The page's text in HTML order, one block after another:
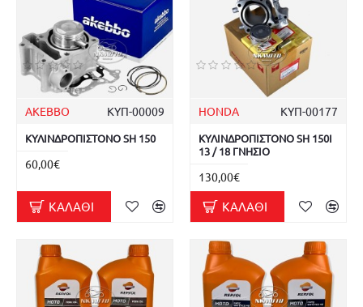
AKEBBO ΚΥΠ-00009
ΚΥΛΙΝΔΡΟΠΙΣΤΟΝΟ SH 150
60,00€
ΚΑΛΆΘΙ
HONDA ΚΥΠ-00177
ΚΥΛΙΝΔΡΟΠΙΣΤΟΝΟ SH 150I
13 / 18 ΓΝΗΣΙΟ
130,00€
ΚΑΛΆΘΙ